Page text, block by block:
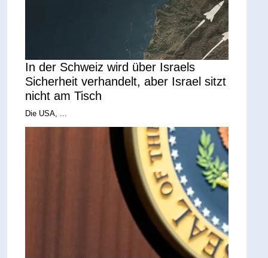
In der Schweiz wird über Israels
Sicherheit verhandelt, aber Israel sitzt
nicht am Tisch
Die USA, ...